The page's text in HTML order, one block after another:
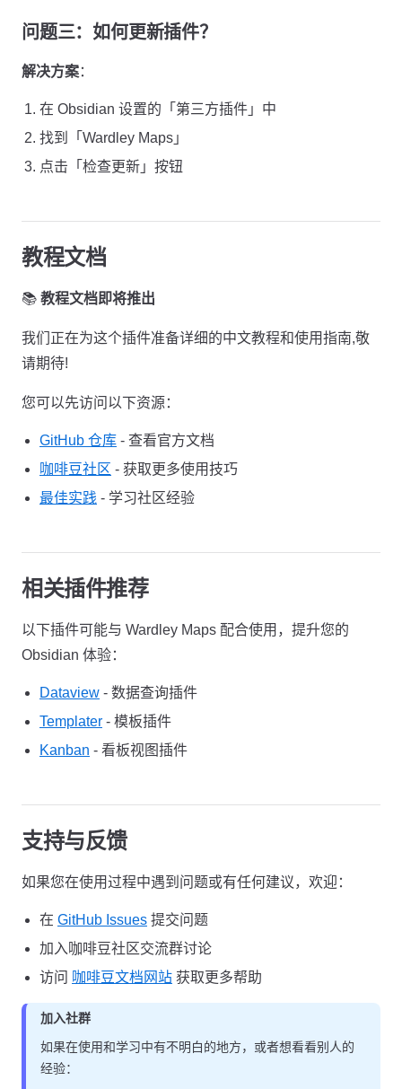
问题三：如何更新插件？
解决方案：
在 Obsidian 设置的「第三方插件」中
找到「Wardley Maps」
点击「检查更新」按钮
教程文档
📚 教程文档即将推出
我们正在为这个插件准备详细的中文教程和使用指南,敬
请期待!
您可以先访问以下资源：
GitHub 仓库 - 查看官方文档
咖啡豆社区 - 获取更多使用技巧
最佳实践 - 学习社区经验
相关插件推荐
以下插件可能与 Wardley Maps 配合使用，提升您的
Obsidian 体验：
Dataview - 数据查询插件
Templater - 模板插件
Kanban - 看板视图插件
支持与反馈
如果您在使用过程中遇到问题或有任何建议，欢迎：
在 GitHub Issues 提交问题
加入咖啡豆社区交流群讨论
访问 咖啡豆文档网站 获取更多帮助
加入社群
如果在使用和学习中有不明白的地方，或者想看看别人的
经验：